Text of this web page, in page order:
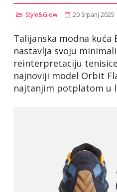
Style&Glow 20 Srpanj 2025
Talijanska modna kuća
nastavlja svoju
reinterpretaciju
najnoviji model Orbit
najtanjim potplatom u